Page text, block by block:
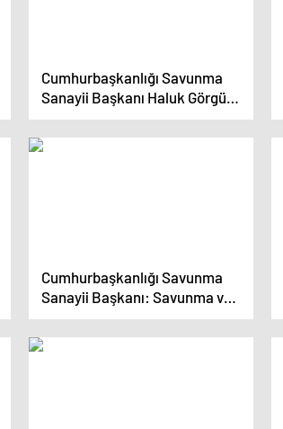
Cumhurbaşkanlığı Savunma
Sanayii Başkanı Haluk Görgün,
NATO Müdürlüğü’nün
kurulması için adım atacak
Cumhurbaşkanlığı Savunma
Sanayii Başkanı: Savunma ve
havacılık sanayii ihracatı arttı